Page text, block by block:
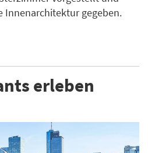
Innenarchitektur gegeben.
erleben